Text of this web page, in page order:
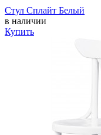
Стул Сплайт Белый
в наличии
Купить